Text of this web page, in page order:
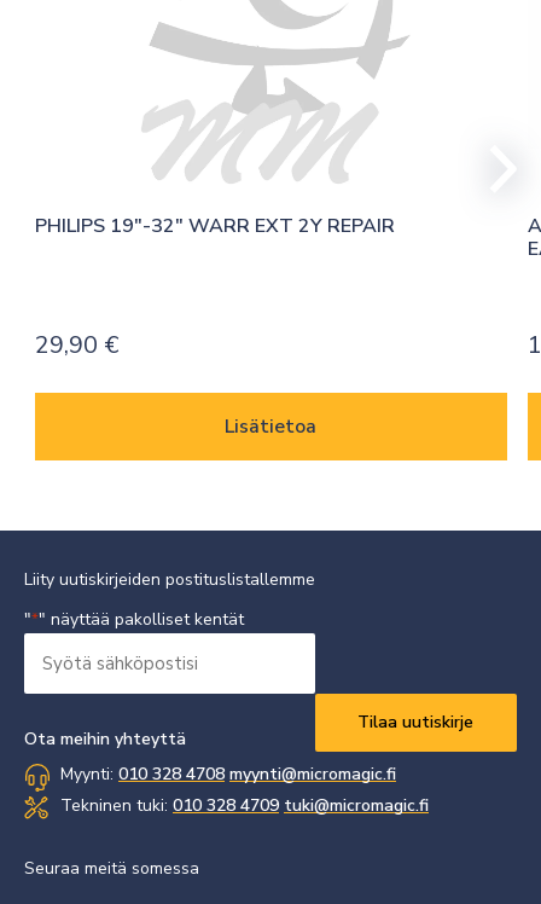
PHILIPS 19″-32″ WARR EXT 2Y REPAIR
29,90 €
Lisätietoa
Liity uutiskirjeiden postituslistallemme
"*" näyttää pakolliset kentät
sähköpostisi
Ota meihin yhteyttä
Myynti: 010 328 4708 myynti@micromagic.fi
Tekninen tuki: 010 328 4709 tuki@micromagic.fi
Seuraa meitä somessa